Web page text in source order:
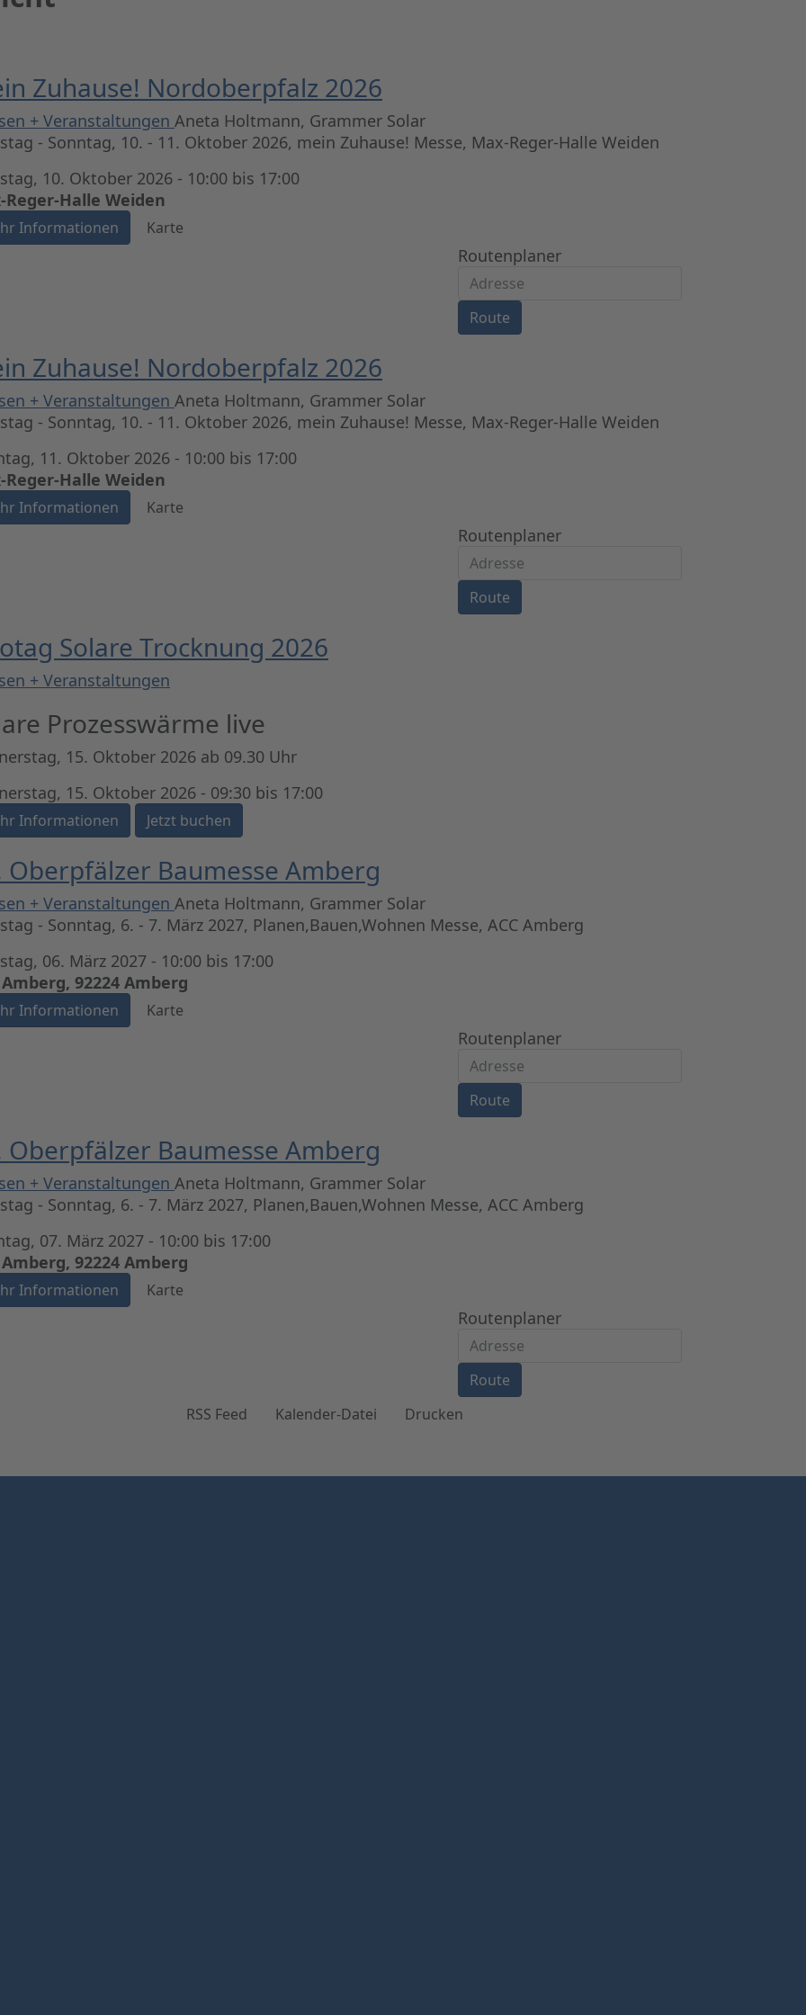
Zuhause! Nordoberpfalz 2026
+ Veranstaltungen Aneta Holtmann, Grammer Solar
- Sonntag, 10. - 11. Oktober 2026, mein Zuhause! Messe, Max-Reger-Halle Weiden
10. Oktober 2026 - 10:00 bis 17:00
Reger-Halle Weiden
Informationen Karte
Routenplaner
Route
Zuhause! Nordoberpfalz 2026
+ Veranstaltungen Aneta Holtmann, Grammer Solar
- Sonntag, 10. - 11. Oktober 2026, mein Zuhause! Messe, Max-Reger-Halle Weiden
11. Oktober 2026 - 10:00 bis 17:00
Reger-Halle Weiden
Informationen Karte
Routenplaner
Route
Solare Trocknung 2026
+ Veranstaltungen
Prozesswärme live
15. Oktober 2026 ab 09.30 Uhr
15. Oktober 2026 - 09:30 bis 17:00
Informationen Jetzt buchen
Oberpfälzer Baumesse Amberg
+ Veranstaltungen Aneta Holtmann, Grammer Solar
- Sonntag, 6. - 7. März 2027, Planen,Bauen,Wohnen Messe, ACC Amberg
06. März 2027 - 10:00 bis 17:00
Amberg, 92224 Amberg
Informationen Karte
Routenplaner
Route
Oberpfälzer Baumesse Amberg
+ Veranstaltungen Aneta Holtmann, Grammer Solar
- Sonntag, 6. - 7. März 2027, Planen,Bauen,Wohnen Messe, ACC Amberg
07. März 2027 - 10:00 bis 17:00
Amberg, 92224 Amberg
Informationen Karte
Routenplaner
Route
RSS Feed
Kalender-Datei Drucken